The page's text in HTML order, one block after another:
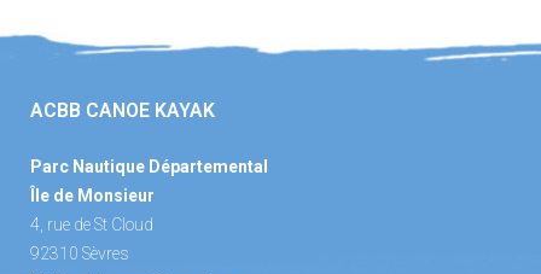
ACBB CANOE KAYAK
Parc Nautique Départemental
Île de Monsieur
4, rue de St Cloud
92310 Sèvres